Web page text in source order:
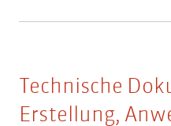
Technische
Erstellung,